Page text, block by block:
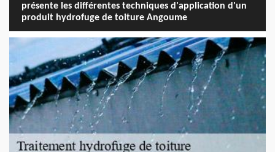
présente les différentes techniques d'application d'un
produit hydrofuge de toiture Angoume